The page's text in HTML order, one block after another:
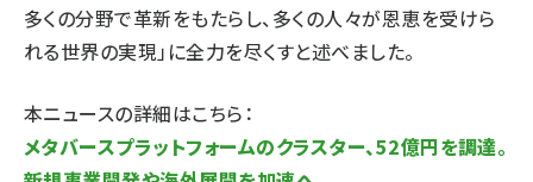
多くの分野で革新をもたらし、多くの人々が恩恵を受けら
れる世界の実現」に全力を尽くすと述べました。
本ニュースの詳細はこちら：
メタバースプラットフォームのクラスター、52億円を調達。